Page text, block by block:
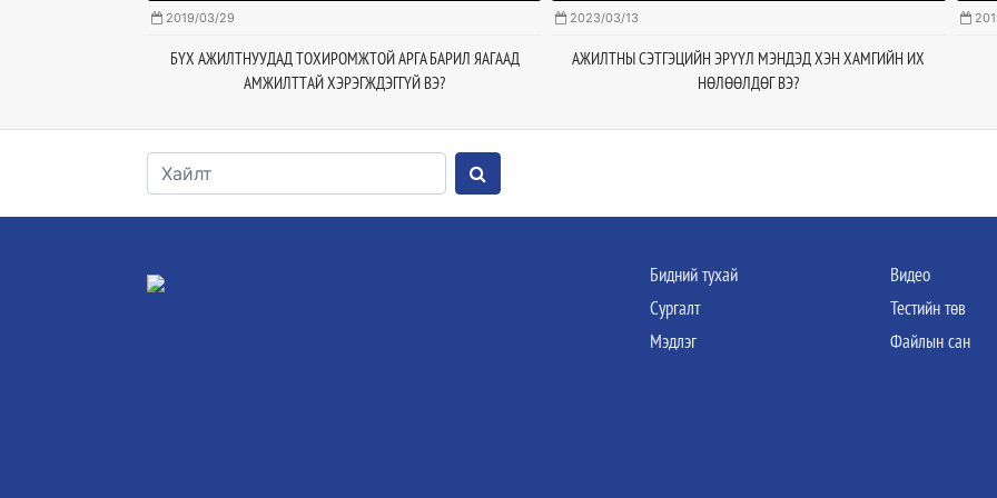
2019/03/29
БҮХ АЖИЛТНУУДАД ТОХИРОМЖТОЙ АРГА БАРИЛ ЯАГААД
АМЖИЛТТАЙ ХЭРЭГЖДЭГГҮЙ ВЭ?
2023/03/13
АЖИЛТНЫ СЭТГЭЦИЙН ЭРҮҮЛ МЭНДЭД ХЭН ХАМГИЙН ИХ
НӨЛӨӨЛДӨГ ВЭ?
Бидний тухай
Сургалт
Мэдлэг
Видео
Тестийн төв
Файлын сан